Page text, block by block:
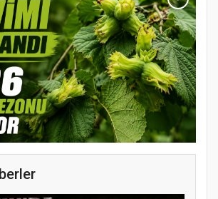
TERME İLÇE BAŞKANLIĞINDA
PROGRAMI